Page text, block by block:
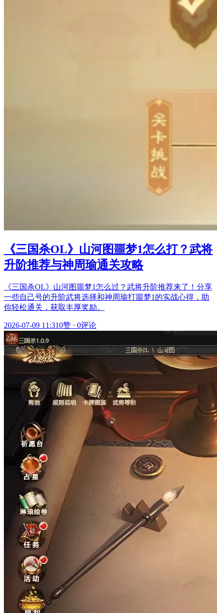
《三国杀OL》山河图噩梦1怎么打？武将
升阶推荐与神周瑜通关攻略
《三国杀OL》山河图噩梦1怎么过？武将升阶推荐来了！分享
一些自己号的升阶武将选择和神周瑜打噩梦1的实战心得，助
你轻松通关，获取丰厚奖励。
2026-07-09 11:310赞 · 0评论